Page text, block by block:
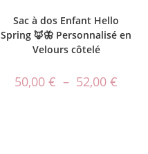
Sac à dos Enfant Hello
Spring 🦊🦋 Personnalisé en
Velours côtelé
50,00€ – 52,00€